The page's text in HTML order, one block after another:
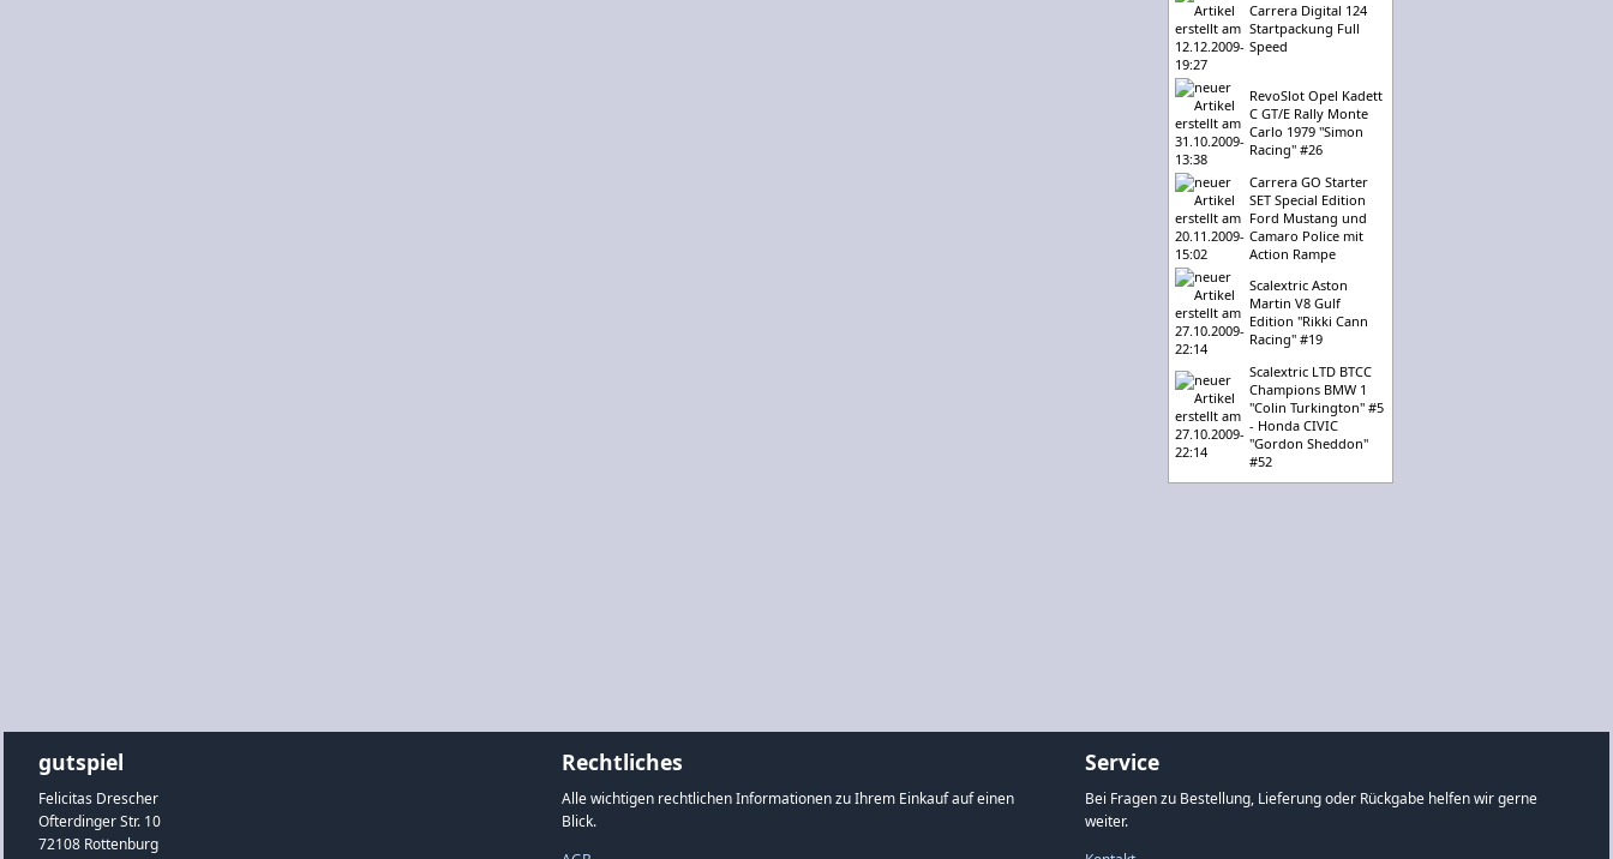
Carrera Digital 124
Startpackung Full
Speed
RevoSlot Opel Kadett
C GT/E Rally Monte
Carlo 1979 "Simon
Racing" #26
Carrera GO Starter
SET Special Edition
Ford Mustang und
Camaro Police mit
Action Rampe
Scalextric Aston
Martin V8 Gulf
Edition "Rikki Cann
Racing" #19
Scalextric LTD BTCC
Champions BMW 1
"Colin Turkington" #5
- Honda CIVIC
"Gordon Sheddon"
#52
gutspiel
Felicitas Drescher
Ofterdinger Str. 10
72108 Rottenburg
Rechtliches
Alle wichtigen rechtlichen Informationen zu Ihrem Einkauf auf einen
Blick.
Service
Bei Fragen zu Bestellung, Lieferung oder Rückgabe helfen wir gerne
weiter.